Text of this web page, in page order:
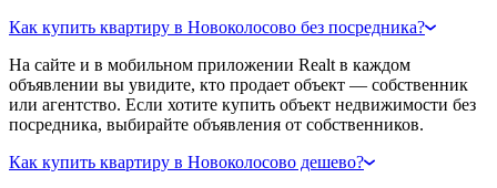
Как купить квартиру в Новоколосово без посредника?
На сайте и в мобильном приложении Realt в каждом
объявлении вы увидите, кто продает объект — собственник
или агентство. Если хотите купить объект недвижимости без
посредника, выбирайте объявления от собственников.
Как купить квартиру в Новоколосово дешево?